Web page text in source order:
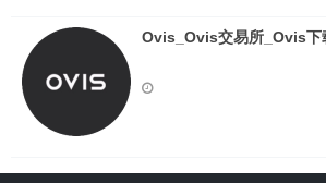
Ovis_Ovis交易所_Ovis下